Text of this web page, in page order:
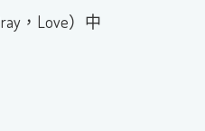
，Love）中